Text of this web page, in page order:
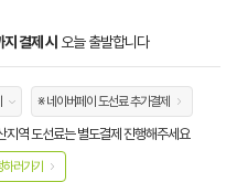
결제 시 오늘 출발합니다
※ 네이버페이 도선료 추가결제
지역 도선료는 별도결제 진행해주세요
러가기